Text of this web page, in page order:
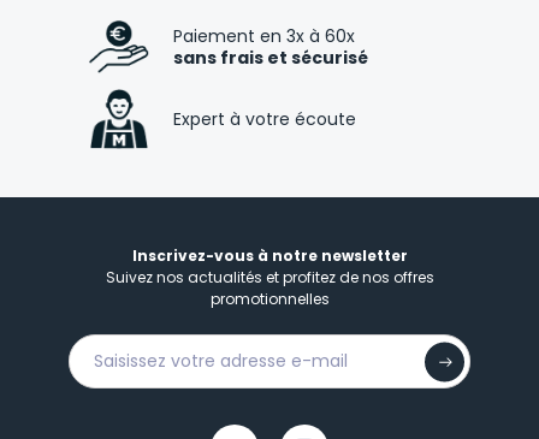
Paiement en 3x à 60x
sans frais et sécurisé
Expert à votre écoute
Inscrivez-vous à notre newsletter
Suivez nos actualités et profitez de nos offres
promotionnelles